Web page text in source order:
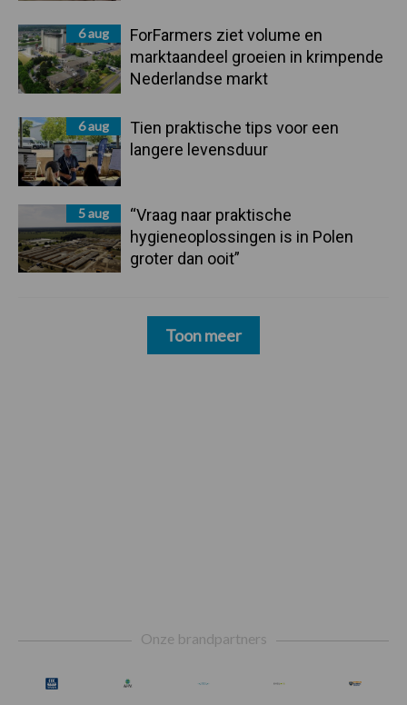
6 aug
ForFarmers ziet volume en
marktaandeel groeien in krimpende
Nederlandse markt
6 aug
Tien praktische tips voor een
langere levensduur
5 aug
“Vraag naar praktische
hygieneoplossingen is in Polen
groter dan ooit”
Toon meer
Onze brandpartners